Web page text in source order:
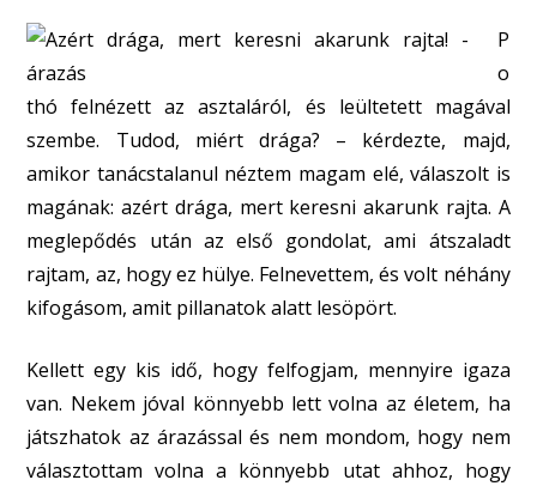
P
o
thó felnézett az asztaláról, és leültetett magával
szembe. Tudod, miért drága? – kérdezte, majd,
amikor tanácstalanul néztem magam elé, válaszolt is
magának: azért drága, mert keresni akarunk rajta. A
meglepődés után az első gondolat, ami átszaladt
rajtam, az, hogy ez hülye. Felnevettem, és volt néhány
kifogásom, amit pillanatok alatt lesöpört.
Kellett egy kis idő, hogy felfogjam, mennyire igaza
van. Nekem jóval könnyebb lett volna az életem, ha
játszhatok az árazással és nem mondom, hogy nem
választottam volna a könnyebb utat ahhoz, hogy